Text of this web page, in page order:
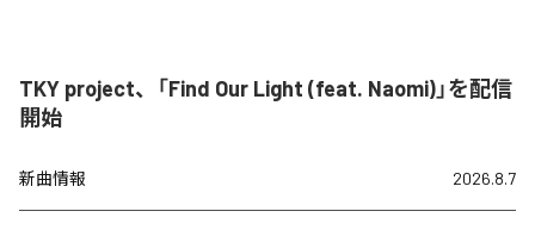
TKY project、「Find Our Light (feat. Naomi)」を配信
開始
新曲情報 2026.8.7